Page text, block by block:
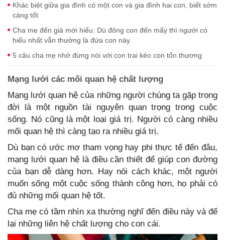
Khác biệt giữa gia đình có một con và gia đình hai con, biết sớm
càng tốt
Cha mẹ đến già mới hiểu: Dù đông con đến mấy thì người có
hiếu nhất vẫn thường là đứa con này
5 câu cha mẹ nhớ đừng nói với con trai kẻo con tổn thương
Mạng lưới các mối quan hệ chất lượng
Mạng lưới quan hệ của những người chúng ta gặp trong
đời là một nguồn tài nguyên quan trọng trong cuộc
sống. Nó cũng là một loại giá trị. Người có càng nhiều
mối quan hệ thì càng tạo ra nhiều giá trị.
Dù bạn có ước mơ tham vọng hay phi thực tế đến đâu,
mạng lưới quan hệ là điều cần thiết để giúp con đường
của bạn dễ dàng hơn. Hay nói cách khác, một người
muốn sống một cuộc sống thành công hơn, họ phải có
đủ những mối quan hệ tốt.
Cha mẹ có tầm nhìn xa thường nghĩ đến điều này và để
lại những liên hệ chất lượng cho con cái.